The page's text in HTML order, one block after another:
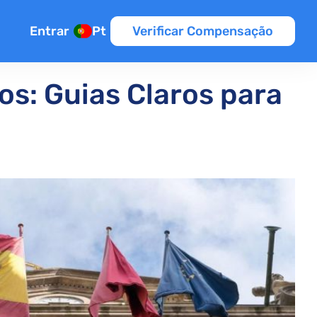
Entrar Pt Verificar Compensação
Guias Claros para